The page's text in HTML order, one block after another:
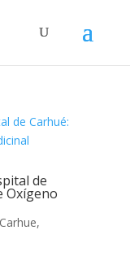
de
Oxígeno
Carhue,